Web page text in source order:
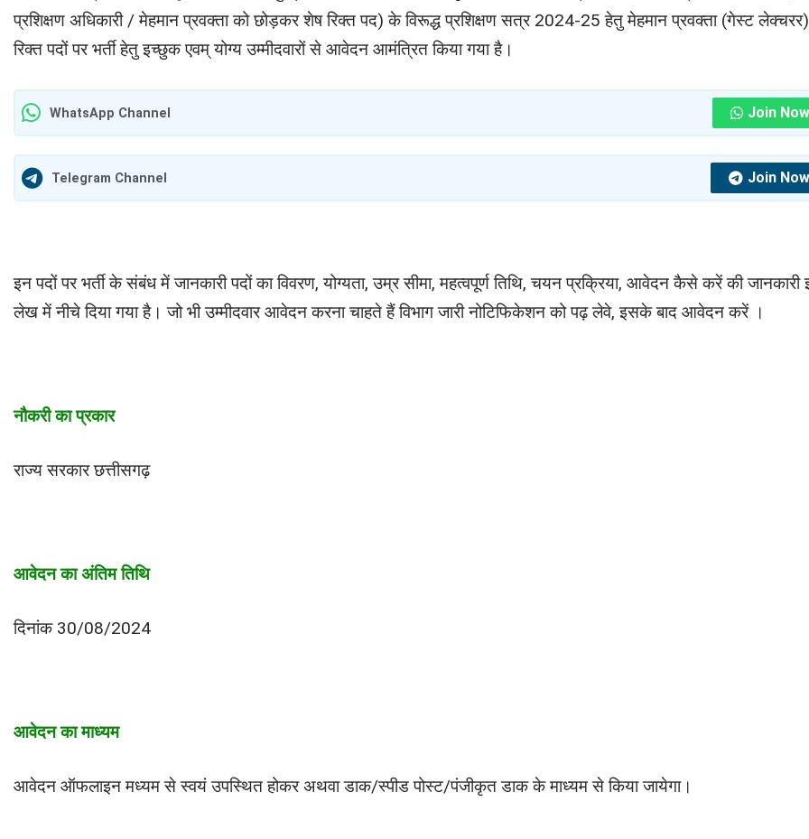
प्रशिक्षण अधिकारी / मेहमान प्रवक्ता को छोड़कर शेष रिक्त पद) के विरूद्ध प्रशिक्षण सत्र 2024-25 हेतु मेहमान प्रवक्ता (गेस्ट
रिक्त पदों पर भर्ती हेतु इच्छुक एवम् योग्य उम्मीदवारों से आवेदन आमंत्रित किया गया है।
WhatsApp Channel Join Now
Telegram Channel Join Now
इन पदों पर भर्ती के संबंध में जानकारी पदों का विवरण, योग्यता, उम्र सीमा, महत्वपूर्ण तिथि, चयन प्रक्रिया, आवेदन कैसे करें की जानकारी
लेख में नीचे दिया गया है। जो भी उम्मीदवार आवेदन करना चाहते हैं विभाग जारी नोटिफिकेशन को पढ़ लेवे, इसके बाद आवेदन करें ।
नौकरी का प्रकार
राज्य सरकार छत्तीसगढ़
आवेदन का अंतिम तिथि
दिनांक 30/08/2024
आवेदन का माध्यम
आवेदन ऑफलाइन मध्यम से स्वयं उपस्थित होकर अथवा डाक/स्पीड पोस्ट/पंजीकृत डाक के माध्यम से किया जायेगा।